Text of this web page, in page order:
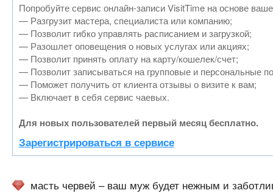
Попробуйте сервис онлайн-записи VisitTime на основе
— Разгрузит мастера, специалиста или компанию;
— Позволит гибко управлять расписанием и загрузкой;
— Разошлет оповещения о новых услугах или акциях;
— Позволит принять оплату на карту/кошелек/счет;
— Позволит записываться на групповые и персональные
— Поможет получить от клиента отзывы о визите к вам;
— Включает в себя сервис чаевых.
Для новых пользователей первый месяц бесплатно.
Зарегистрироваться в сервисе
масть червей – ваш муж будет нежным и